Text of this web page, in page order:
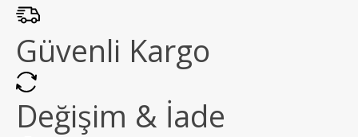
Güvenli Kargo
Değişim & İade